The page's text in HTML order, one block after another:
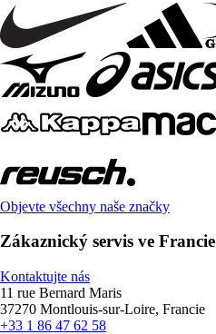
Objevte všechny naše značky
Zákaznický servis ve Francie
Kontaktujte nás
11 rue Bernard Maris
37270 Montlouis-sur-Loire, Francie
+33 1 86 47 62 58